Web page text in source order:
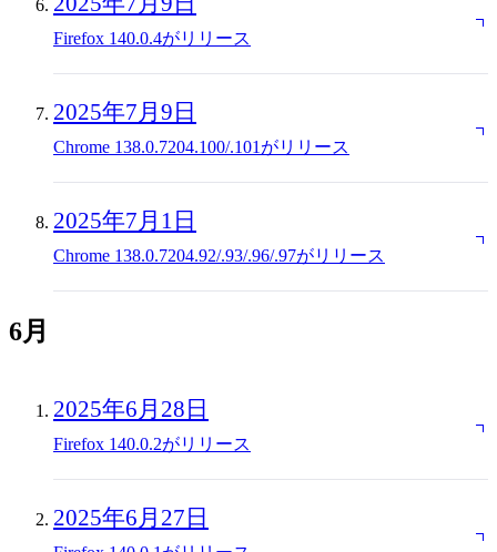
Firefox 140.0.4がリリース
2025年7月9日
Chrome 138.0.7204.100/.101がリリース
2025年7月1日
Chrome 138.0.7204.92/.93/.96/.97がリリース
6月
2025年6月28日
Firefox 140.0.2がリリース
2025年6月27日